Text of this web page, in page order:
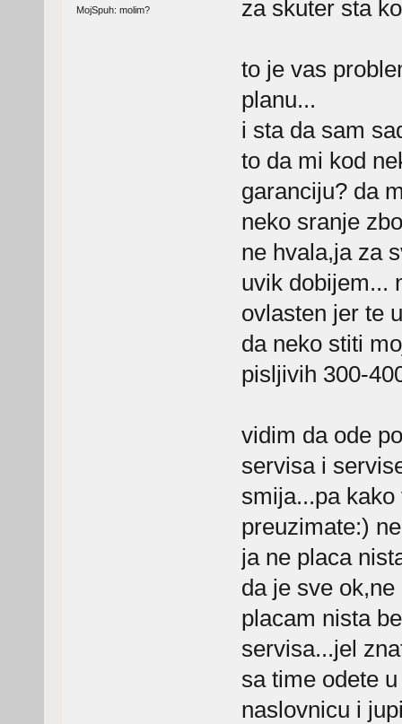
MojSpuh: molim? za skuter sta
to je vas
planu...
i sta da sam
to da mi kod
garanciju? da
neko sranje
ne hvala,ja za
uvik dobijem...
ovlasten jer te
da neko stiti
pisljivih 300-
vidim da ode
servisa i
smija...pa
preuzimate:)
ja ne placa
da je sve
placam nista
servisa...jel
sa time odete
naslovnicu i